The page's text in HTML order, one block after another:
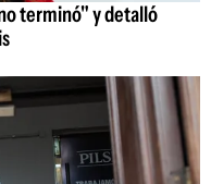
terminó" y detalló